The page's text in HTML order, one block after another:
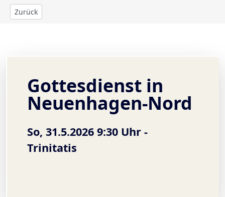
Zurück
Gottesdienst in
Neuenhagen-Nord
So, 31.5.2026 9:30 Uhr -
Trinitatis